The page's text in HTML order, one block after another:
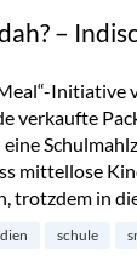
–
Initiative
verkaufte
mittellose
trotzdem in
schule